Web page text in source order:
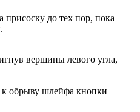
до тех пор, пока
вершины левого угла,
к обрыву шлейфа кнопки